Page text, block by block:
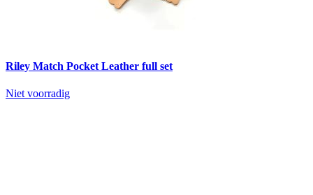
Riley Match Pocket Leather full set
Niet voorradig